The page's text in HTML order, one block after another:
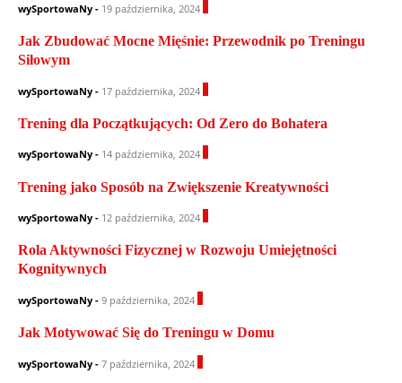
wySportowaNy - 19 października, 2024
Jak Zbudować Mocne Mięśnie: Przewodnik po Treningu
Siłowym
wySportowaNy - 17 października, 2024
Trening dla Początkujących: Od Zero do Bohatera
wySportowaNy - 14 października, 2024
Trening jako Sposób na Zwiększenie Kreatywności
wySportowaNy - 12 października, 2024
Rola Aktywności Fizycznej w Rozwoju Umiejętności
Kognitywnych
wySportowaNy - 9 października, 2024
Jak Motywować Się do Treningu w Domu
wySportowaNy - 7 października, 2024